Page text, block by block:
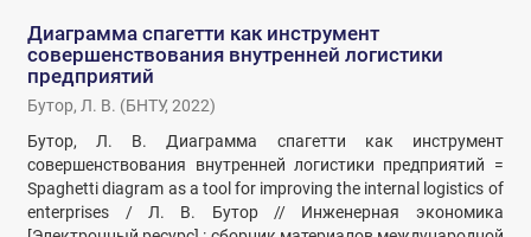
Диаграмма спагетти как инструмент
совершенствования внутренней логистики
предприятий
Бутор, Л. В. (БНТУ,2022)
Бутор, Л. В. Диаграмма спагетти как инструмент
совершенствования внутренней логистики предприятий =
Spaghetti diagram as a tool for improving the internal logistics of
enterprises / Л. В. Бутор // Инженерная экономика